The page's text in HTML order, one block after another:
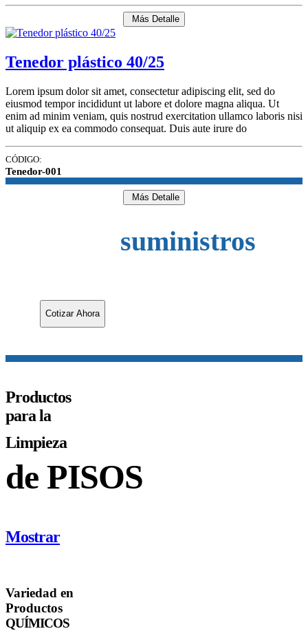
Más Detalle
Tenedor plástico 40/25
Lorem ipsum dolor sit amet, consectetur adipiscing elit, sed do
eiusmod tempor incididunt ut labore et dolore magna aliqua. Ut
enim ad minim veniam, quis nostrud exercitation ullamco laboris nisi
ut aliquip ex ea commodo consequat. Duis aute irure do
CÓDIGO:
Tenedor-001
Más Detalle
suministros
Cotizar Ahora
Productos
para la
Limpieza
de PISOS
Mostrar
Variedad en
Productos
QUÍMICOS